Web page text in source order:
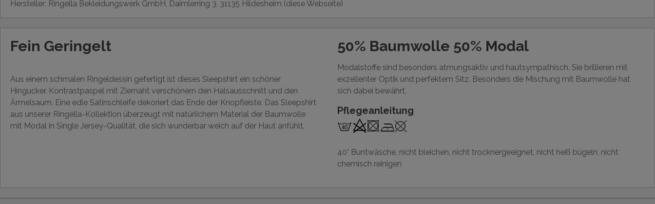
Hersteller: Ringella Bekleidungswerk GmbH, Daimlerring 3, 31135 Hildesheim (diese Webseite)
Fein Geringelt
Aus einem schmalen Ringeldessin gefertigt ist dieses Sleepshirt ein schöner
Hingucker. Kontrastpaspel mit Ziernaht verschönern den Halsausschnitt und den
Ärmelsaum. Eine edle Satinschleife dekoriert das Ende der Knopfleiste. Das Sleepshirt
aus unserer Ringella-Kollektion überzeugt mit natürlichem Material der Baumwolle
mit Modal in Single Jersey-Qualität, die sich wunderbar weich auf der Haut anfühlt.
50% Baumwolle 50% Modal
Modalstoffe sind besonders atmungsaktiv und hautsympathisch. Sie brillieren mit
exzellenter Optik und perfektem Sitz. Besonders die Mischung mit Baumwolle hat
sich dabei bewährt.
Pflegeanleitung
40° Buntwäsche, nicht bleichen, nicht trocknergeeignet, nicht heiß bügeln, nicht
chemisch reinigen